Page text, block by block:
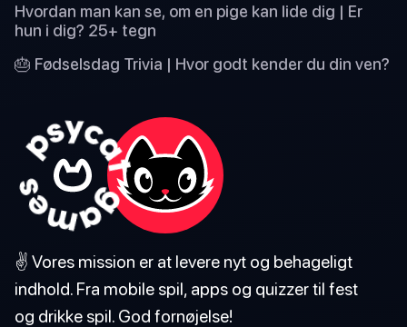
Hvordan man kan se, om en pige kan lide dig | Er
hun i dig? 25+ tegn
🎂 Fødselsdag Trivia | Hvor godt kender du din ven?
✌️ Vores mission er at levere nyt og behageligt
indhold. Fra mobile spil, apps og quizzer til fest
og drikke spil. God fornøjelse!